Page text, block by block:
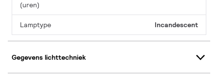
(uren)
Lamptype Incandescent
Gegevens lichttechniek